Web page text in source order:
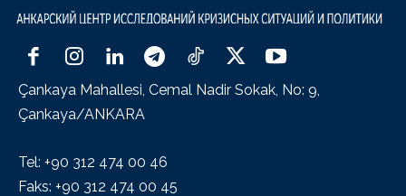
Çankaya Mahallesi, Cemal Nadir Sokak, No: 9,
Çankaya/ANKARA
Tel: +90 312 474 00 46
Faks: +90 312 474 00 45